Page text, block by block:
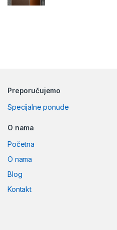
Preporučujemo
Specijalne ponude
O nama
Početna
O nama
Blog
Kontakt